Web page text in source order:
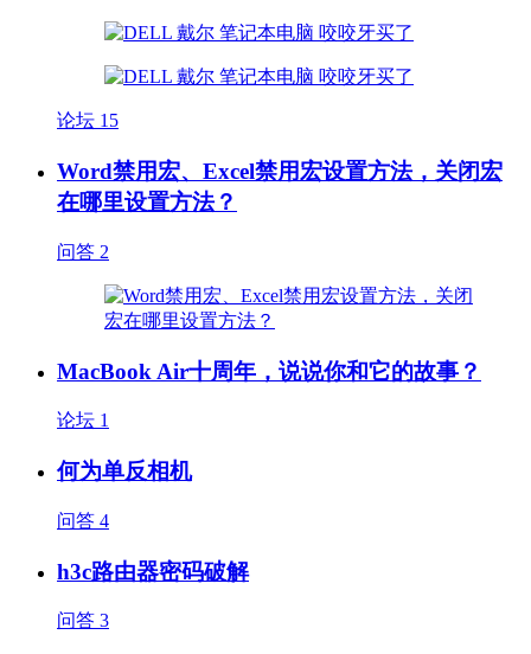
论坛 15
Word禁用宏、Excel禁用宏设置方法，关闭宏
在哪里设置方法？
问答 2
MacBook Air十周年，说说你和它的故事？
论坛 1
何为单反相机
问答 4
h3c路由器密码破解
问答 3